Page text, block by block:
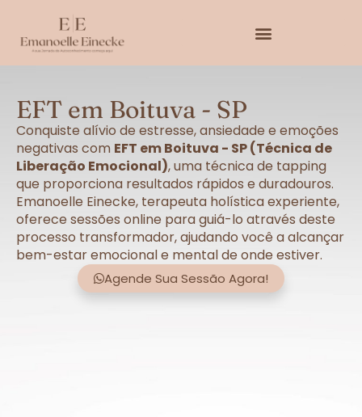
EFT em Boituva - SP
Conquiste alívio de estresse, ansiedade e emoções
negativas com EFT em Boituva - SP (Técnica de
Liberação Emocional), uma técnica de tapping
que proporciona resultados rápidos e duradouros.
Emanoelle Einecke, terapeuta holística experiente,
oferece sessões online para guiá-lo através deste
processo transformador, ajudando você a alcançar
bem-estar emocional e mental de onde estiver.
Agende Sua Sessão Agora!